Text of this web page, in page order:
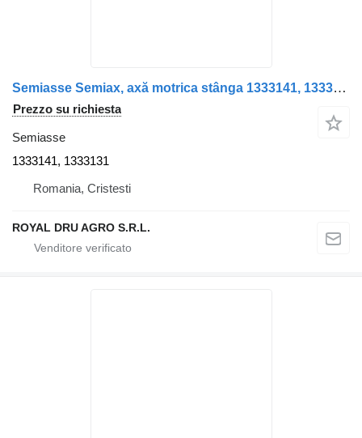
Semiasse Semiax, axă motrica stânga 1333141, 1333131 per camion Scania –
Prezzo su richiesta
Semiasse
1333141, 1333131
Romania, Cristesti
ROYAL DRU AGRO S.R.L.